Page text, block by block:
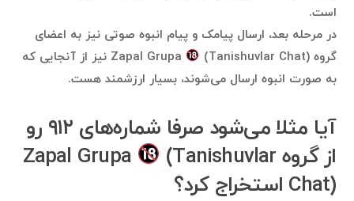
است.
در مرحله بعد، ارسال پیامک و پیام انبوه صوتی نیز به اعضای
گروه Zapal Grupa
(Tanishuvlar Chat) نیز از آنجایی که
به صورت انبوه ارسال می‌شوند، بسیار ارزشمند هست.
آیا مثلا می‌شود صرفا شماره‌های ۹۱۲ رو
از گروه Zapal Grupa (Tanishuvlar
Chat) استخراج کرد؟